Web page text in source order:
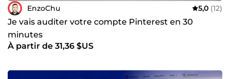
EnzoChu 5,0 (12)
Je vais auditer votre compte Pinterest en 30
minutes
À partir de 31,36 $US